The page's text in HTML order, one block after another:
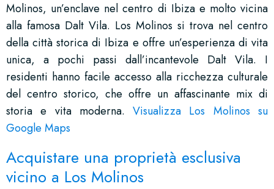
Molinos, un’enclave nel centro di Ibiza e molto vicina
alla famosa Dalt Vila. Los Molinos si trova nel centro
della città storica di Ibiza e offre un’esperienza di vita
unica, a pochi passi dall’incantevole Dalt Vila. I
residenti hanno facile accesso alla ricchezza culturale
del centro storico, che offre un affascinante mix di
storia e vita moderna.Visualizza Los Molinos su
Google Maps
Acquistare una proprietà esclusiva
vicino a Los Molinos